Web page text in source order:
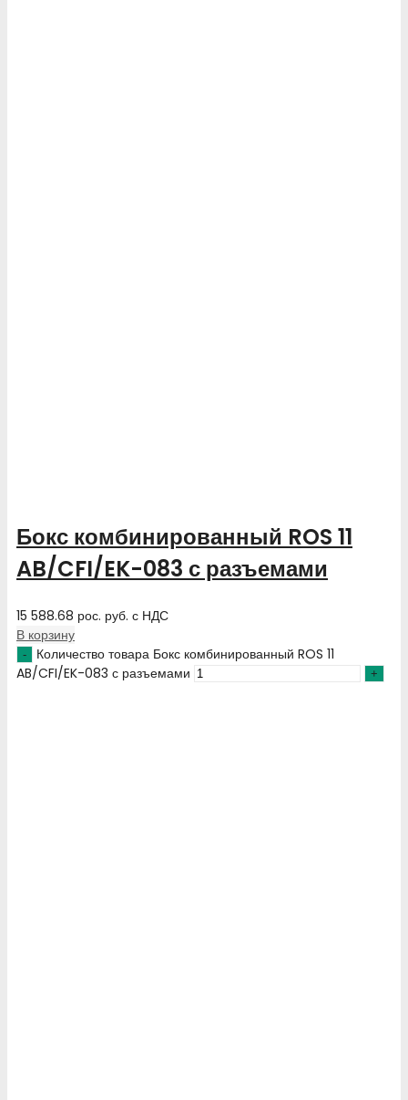
Бокс комбинированный ROS 11
AB/CFI/EK-083 с разъемами
15 588.68 рос. руб. с НДС
В корзину
Количество товара Бокс комбинированный ROS 11
AB/CFI/EK-083 с разъемами